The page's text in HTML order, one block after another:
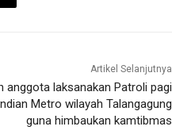
Artikel Selanjutnya
anggota laksanakan Patroli pagi
Metro wilayah Talangagung
guna himbaukan kamtibmas